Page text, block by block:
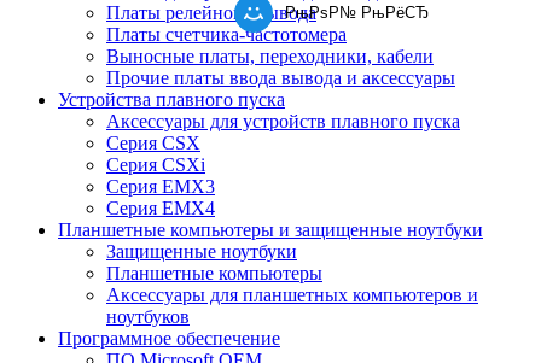
Платы релейного вывода
Платы счетчика-частотомера
Выносные платы, переходники, кабели
Прочие платы ввода вывода и аксессуары
Устройства плавного пуска
Аксессуары для устройств плавного пуска
Серия CSX
Серия CSXi
Серия EMX3
Серия EMX4
Планшетные компьютеры и защищенные ноутбуки
Защищенные ноутбуки
Планшетные компьютеры
Аксессуары для планшетных компьютеров и
ноутбуков
Программное обеспечение
РњРѕР№ РњРёСЂ